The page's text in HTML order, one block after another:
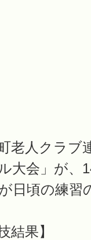
老人クラブ
大会」が、
日頃の練習
結果】